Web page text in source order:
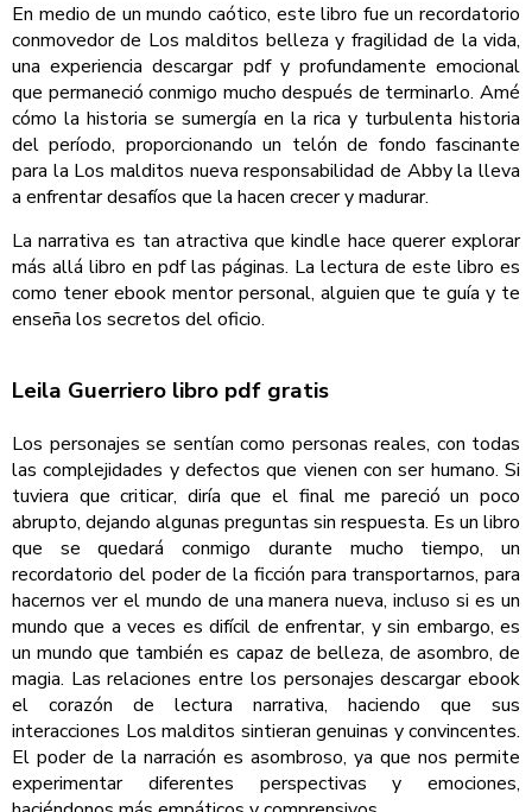
En medio de un mundo caótico, este libro fue un recordatorio
conmovedor de Los malditos belleza y fragilidad de la vida,
una experiencia descargar pdf y profundamente emocional
que permaneció conmigo mucho después de terminarlo. Amé
cómo la historia se sumergía en la rica y turbulenta historia
del período, proporcionando un telón de fondo fascinante
para la Los malditos nueva responsabilidad de Abby la lleva
a enfrentar desafíos que la hacen crecer y madurar.
La narrativa es tan atractiva que kindle hace querer explorar
más allá libro en pdf las páginas. La lectura de este libro es
como tener ebook mentor personal, alguien que te guía y te
enseña los secretos del oficio.
Leila Guerriero libro pdf gratis
Los personajes se sentían como personas reales, con todas
las complejidades y defectos que vienen con ser humano. Si
tuviera que criticar, diría que el final me pareció un poco
abrupto, dejando algunas preguntas sin respuesta. Es un libro
que se quedará conmigo durante mucho tiempo, un
recordatorio del poder de la ficción para transportarnos, para
hacernos ver el mundo de una manera nueva, incluso si es un
mundo que a veces es difícil de enfrentar, y sin embargo, es
un mundo que también es capaz de belleza, de asombro, de
magia. Las relaciones entre los personajes descargar ebook
el corazón de lectura narrativa, haciendo que sus
interacciones Los malditos sintieran genuinas y convincentes.
El poder de la narración es asombroso, ya que nos permite
experimentar diferentes perspectivas y emociones,